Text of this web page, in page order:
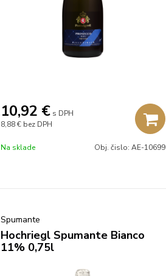
10,92 € s DPH
8,88 € bez DPH
Na sklade Obj. čislo: AE-10699
Spumante
Hochriegl Spumante Bianco
11% 0,75l